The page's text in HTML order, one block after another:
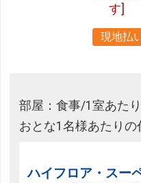
す]
現地払
部屋：食事/1室あた
おとな1名様あたりの
ハイフロア・スー